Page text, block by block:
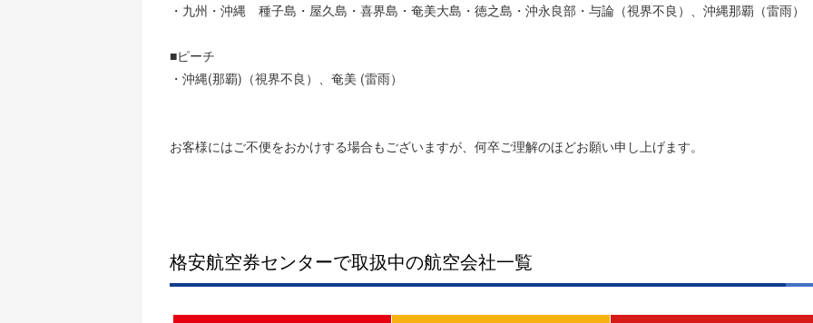
・九州・沖縄 種子島・屋久島・喜界島・奄美大島・徳之島・沖永良部・与論（視界不良）、沖縄那覇（雷雨）
■ピーチ
・沖縄(那覇)（視界不良）、奄美 (雷雨）
お客様にはご不便をおかけする場合もございますが、何卒ご理解のほどお願い申し上げます。
格安航空券センターで取扱中の航空会社一覧